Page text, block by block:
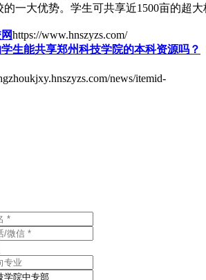
的一大优势。学生可共享近1500亩的超
https://www.hnszyzs.com/
生能共享郑州科技学院的本科资源吗？
news/itemid-